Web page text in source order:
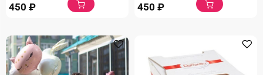
450 ₽ 450 ₽